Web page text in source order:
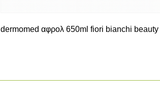
dermomed αφρολ 650ml fiori bianchi beauty